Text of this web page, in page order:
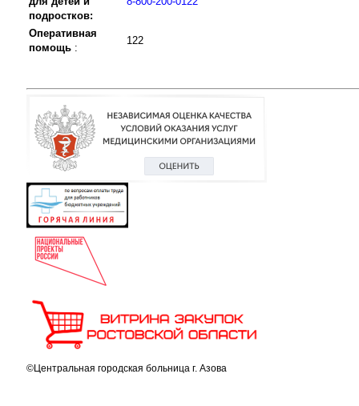
подростков:
Оперативная
помощь :
122
©Центральная городская больница г. Азова